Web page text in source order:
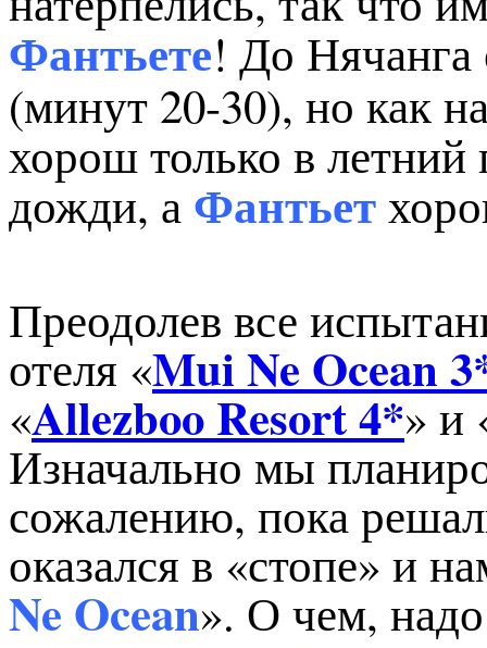
Фантьете! До Нячанга
(минут 20-30), но как
хорош только в летний
дожди, а Фантьет
Преодолев все
отеля «Mui Ne Ocean
«Allezboo Resort 4*» и
Изначально мы
сожалению, пока
оказался в «стопе» и
Ne Ocean». О чем,